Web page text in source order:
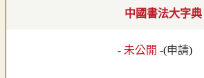
中國書法大字典
- 未公開 -(申請)